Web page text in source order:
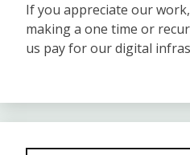
If you appreciate our
making a one time or
us pay for our digital